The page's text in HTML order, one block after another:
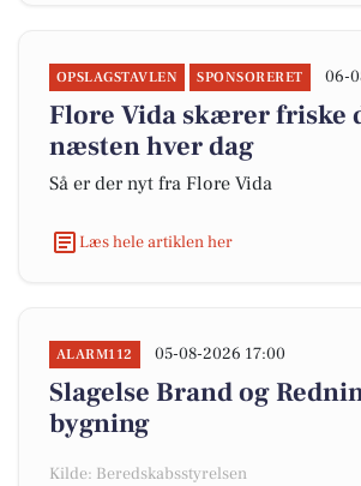
OPSLAGSTAVLEN SPONSORERET 06-
Flore Vida skærer friske
næsten hver dag
Så er der nyt fra Flore Vida
Læs hele artiklen her
ALARM112 05-08-2026 17:00
Slagelse Brand og
bygning
Kilde: Beredskabsstyrelsen